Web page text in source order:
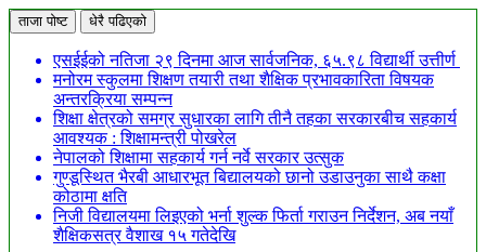
ताजा पोष्ट धेरै पढिएको
एसईईको नतिजा २९ दिनमा आज सार्वजनिक, ६५.९८ विद्यार्थी उत्तीर्ण
मनोरम स्कुलमा शिक्षण तयारी तथा शैक्षिक प्रभावकारिता विषयक
अन्तरक्रिया सम्पन्न
शिक्षा क्षेत्रको समग्र सुधारका लागि तीनै तहका सरकारबीच सहकार्य
आवश्यक : शिक्षामन्त्री पोखरेल
नेपालको शिक्षामा सहकार्य गर्न नर्वे सरकार उत्सुक
गुण्डूस्थित भैरबी आधारभूत बिद्यालयको छानो उडाउनुका साथै कक्षा
कोठामा क्षति
निजी विद्यालयमा लिइएको भर्ना शुल्क फिर्ता गराउन निर्देशन, अब नयाँ
शैक्षिकसत्र वैशाख १५ गतेदेखि